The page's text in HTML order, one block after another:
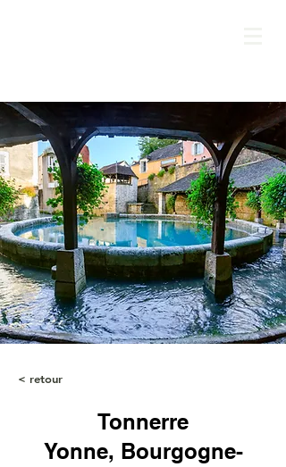
< retour
Tonnerre
Yonne, Bourgogne-